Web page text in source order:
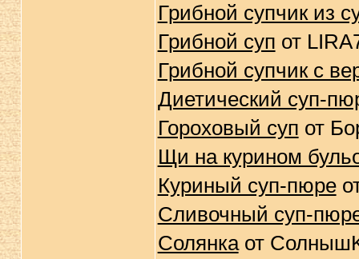
Грибной супчик из
Грибной суп от
Грибной супчик с
Диетический суп-
Гороховый суп от
Щи на курином
Куриный суп-пюре
Сливочный суп-
Солянкаот